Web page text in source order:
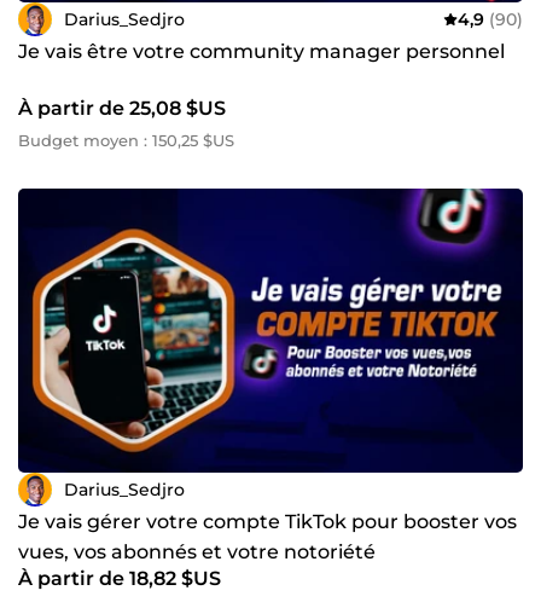
Darius_Sedjro 4,9 (90)
Je vais être votre community manager personnel
À partir de 25,08 $US
Budget moyen : 150,25 $US
Darius_Sedjro
Je vais gérer votre compte TikTok pour booster vos
vues, vos abonnés et votre notoriété
À partir de 18,82 $US